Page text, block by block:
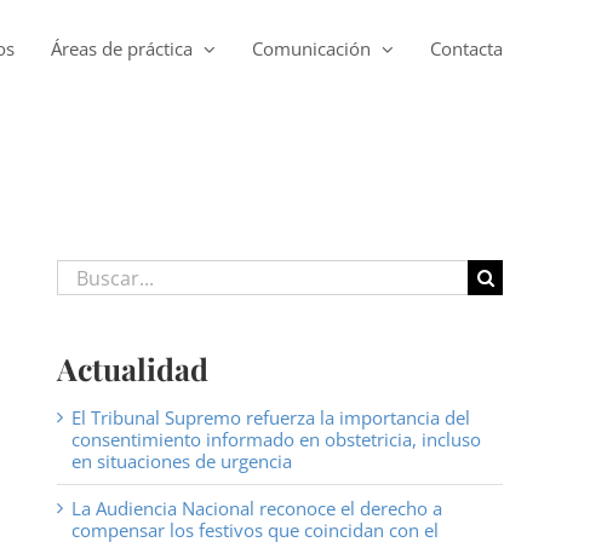
Áreas de práctica Comunicación Contacta
Buscar:
Actualidad
El Tribunal Supremo refuerza la importancia del
consentimiento informado en obstetricia, incluso
en situaciones de urgencia
La Audiencia Nacional reconoce el derecho a
compensar los festivos que coincidan con el